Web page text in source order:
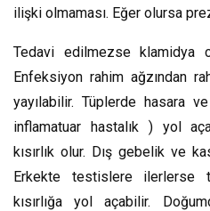
ilişki olmaması. Eğer olursa
Tedavi edilmezse klamidya
Enfeksiyon rahim ağzından
yayılabilir. Tüplerde hasara
inflamatuar hastalık ) yol
kısırlık olur. Dış gebelik ve
Erkekte testislere ilerlerse
kısırlığa yol açabilir.